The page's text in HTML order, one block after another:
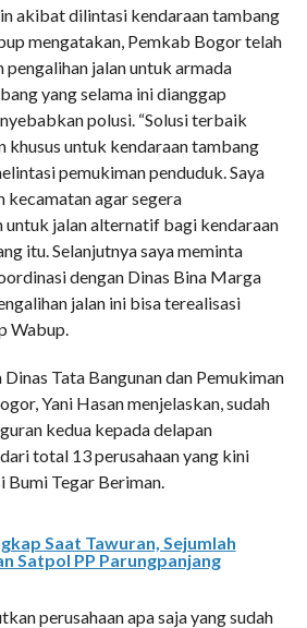
akibat dilintasi kendaraan tambang
mengatakan, Pemkab Bogor telah
pengalihan jalan untuk armada
yang selama ini dianggap
polusi. “Solusi terbaik
khusus untuk kendaraan tambang
pemukiman penduduk. Saya
kecamatan agar segera
untuk jalan alternatif bagi kendaraan
itu. Selanjutnya saya meminta
dengan Dinas Bina Marga
jalan ini bisa terealisasi
Wabup.
Tata Bangunan dan Pemukiman
Yani Hasan menjelaskan, sudah
kedua kepada delapan
total 13 perusahaan yang kini
Tegar Beriman.
Saat Tawuran, Sejumlah
Satpol PP Parungpanjang
perusahaan apa saja yang sudah